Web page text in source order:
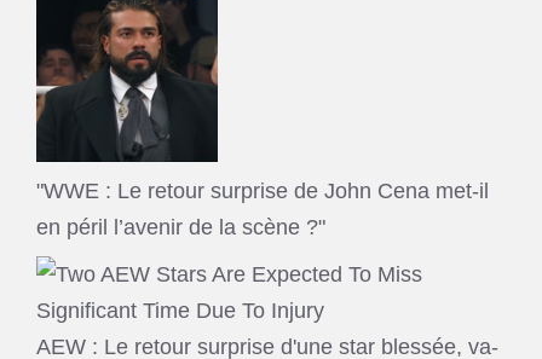
"WWE : Le retour surprise de John Cena met-il
en péril l’avenir de la scène ?"
AEW : Le retour surprise d'une star blessée, va-